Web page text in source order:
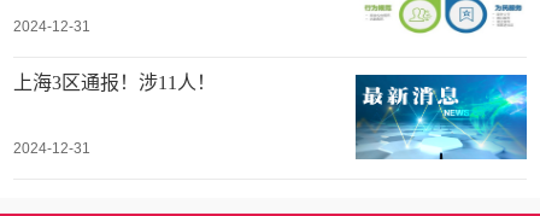
2024-12-31
上海3区通报！涉11人！
2024-12-31